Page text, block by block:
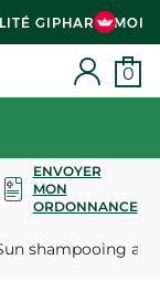
GIPHAR & MOI
0
ENVOYER
MON
ORDONNANCE
shampooing